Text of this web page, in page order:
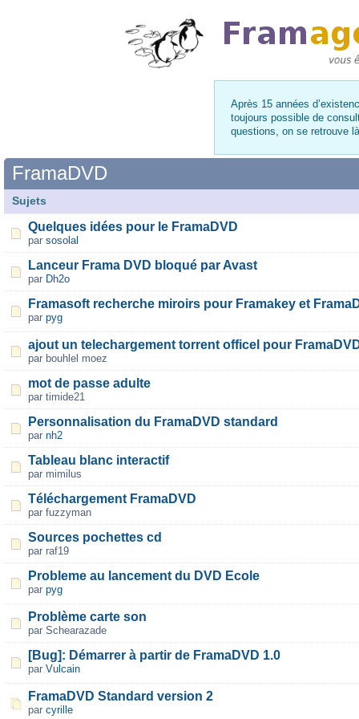
Après 15 années
toujours possible de
questions, on se retrouve
FramaDVD
Sujets
Quelques idées pour le FramaDVD
par sosolal
Lanceur Frama DVD bloqué par Avast
par Dh2o
Framasoft recherche miroirs pour Framakey et
par pyg
ajout un telechargement torrent officel pour
par bouhlel moez
mot de passe adulte
par timide21
Personnalisation du FramaDVD standard
par nh2
Tableau blanc interactif
par mimilus
Téléchargement FramaDVD
par fuzzyman
Sources pochettes cd
par raf19
Probleme au lancement du DVD Ecole
par pyg
Problème carte son
par Schearazade
[Bug]: Démarrer à partir de FramaDVD 1.0
par Vulcain
FramaDVD Standard version 2
par cyrille